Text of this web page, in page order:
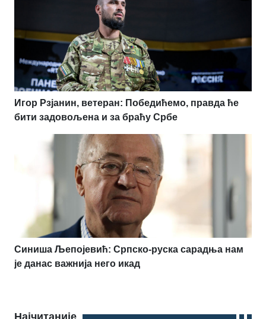
Игор Рзјанин, ветеран: Победићемо, правда ће
бити задовољена и за браћу Србе
Синиша Љепојевић: Српско-руска сарадња нам
је данас важнија него икад
Најчитаније